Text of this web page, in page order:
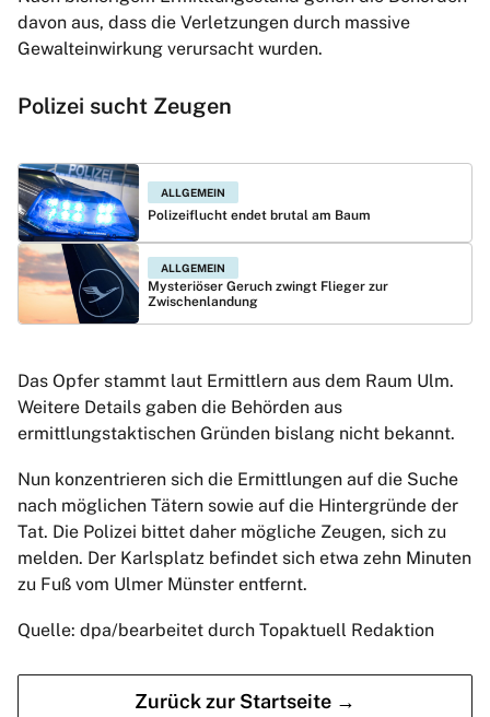
davon aus, dass die Verletzungen durch massive
Gewalteinwirkung verursacht wurden.
Polizei sucht Zeugen
ALLGEMEIN
Polizeiflucht endet brutal am Baum
ALLGEMEIN
Mysteriöser Geruch zwingt Flieger zur
Zwischenlandung
Das Opfer stammt laut Ermittlern aus dem Raum Ulm.
Weitere Details gaben die Behörden aus
ermittlungstaktischen Gründen bislang nicht bekannt.
Nun konzentrieren sich die Ermittlungen auf die Suche
nach möglichen Tätern sowie auf die Hintergründe der
Tat. Die Polizei bittet daher mögliche Zeugen, sich zu
melden. Der Karlsplatz befindet sich etwa zehn Minuten
zu Fuß vom Ulmer Münster entfernt.
Quelle: dpa/bearbeitet durch Topaktuell Redaktion
Zurück zur Startseite →